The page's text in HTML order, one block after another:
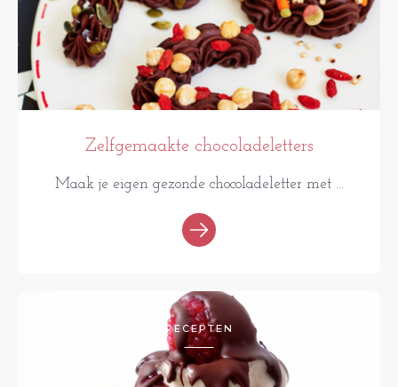
Zelfgemaakte chocoladeletters
Maak je eigen gezonde chocoladeletter met ...
RECEPTEN